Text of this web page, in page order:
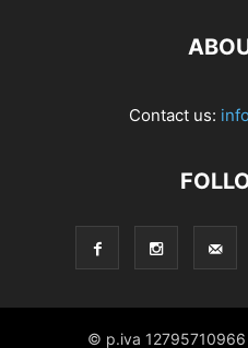
Contact us:
© p.iva